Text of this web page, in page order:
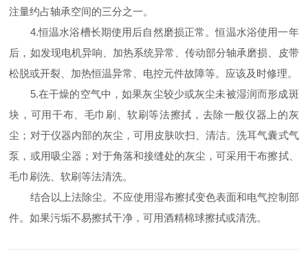
注量约占轴承空间的三分之一。
4.恒温水浴槽长期使用后自然磨损正常。恒温水浴使用一年
后，如发现电机异响、加热系统异常、传动部分轴承磨损、皮带
松脱或开裂、加热恒温异常、电控元件故障等。应该及时修理。
5.在干燥的空气中，如果灰尘较少或灰尘未被湿润而形成斑
块，可用干布、毛巾刷、软刷等法擦拭，去除一般仪器上的灰
尘；对于仪器内部的灰尘，可用皮肤吹扫、清洁。洗耳气囊式气
泵，或用吸尘器；对于角落和接缝处的灰尘，可采用干布擦拭、
毛巾刷洗、软刷等法清洗。
结合以上法除尘。不应使用湿布擦拭变色表面和电气控制部
件。如果污垢不易擦拭干净，可用酒精棉球擦拭或清洗。